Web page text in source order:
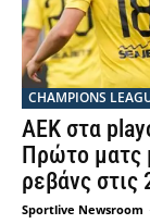
CHAMPIONS
ΑΕΚ στα
Πρώτο ματς
ρεβάνς
Sportlive Newsroom